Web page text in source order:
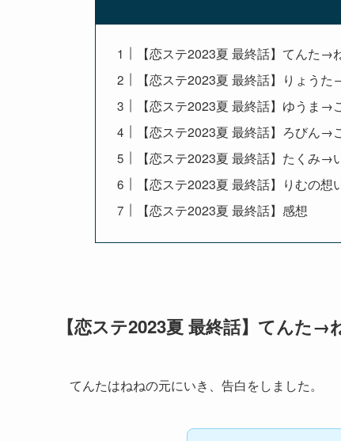
【恋ステ2023夏 最終話】てんた→
【恋ステ2023夏 最終話】りょう
【恋ステ2023夏 最終話】ゆうま→
【恋ステ2023夏 最終話】ろびん→
【恋ステ2023夏 最終話】たくみ→
【恋ステ2023夏 最終話】りむの想
【恋ステ2023夏 最終話】感想
【恋ステ2023夏 最終話】てんた→
てんたはねねの元にいき、告白をしました。